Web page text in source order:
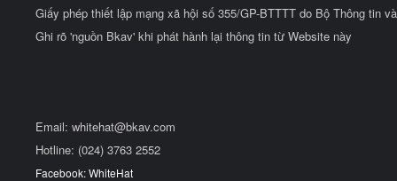
Giấy phép thiết lập mạng xã hội số 355/GP-BTTTT do Bộ Thông tin
Ghi rõ 'nguồn Bkav' khi phát hành lại thông tin từ Website này
Email: whitehat@bkav.com
Hotline: (024) 3763 2552
Facebook: WhiteHat